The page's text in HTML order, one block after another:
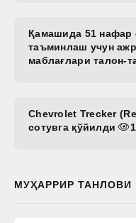
Қамашида 51
таъминлаш учун
маблағлари талон-
Chevrolet Trecker
сотувга қўйилди
МУҲАРРИР ТАНЛОВИ